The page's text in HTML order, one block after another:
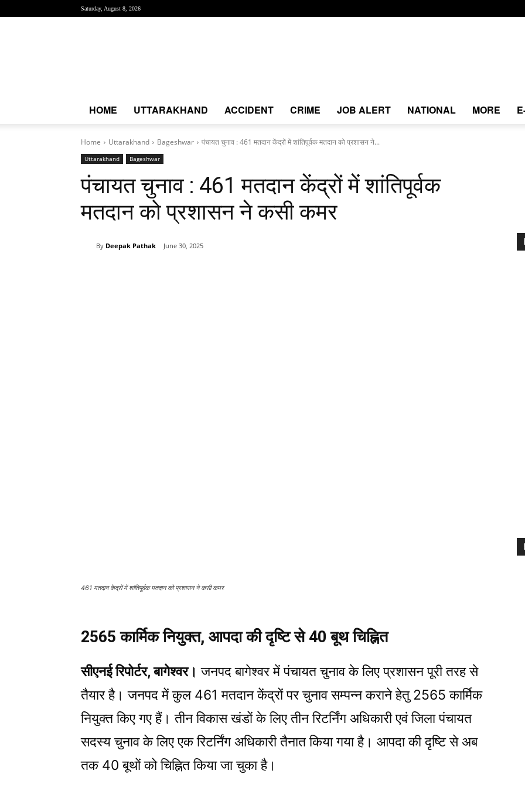
Saturday, August 8, 2026
HOME UTTARAKHAND ACCIDENT CRIME JOB ALERT NATIONAL MORE
Home Uttarakhand Bageshwar पंचायत चुनाव : 461 मतदान केंद्रों में शांतिपूर्वक मतदान को प्रशासन ने...
Uttarakhand Bageshwar
पंचायत चुनाव : 461 मतदान केंद्रों में शांतिपूर्वक
मतदान को प्रशासन ने कसी कमर
By Deepak Pathak June 30, 2025
461 मतदान केंद्रों में शांतिपूर्वक मतदान को प्रशासन ने कसी कमर
2565 कार्मिक नियुक्त, आपदा की दृष्टि से 40 बूथ चिह्नित
सीएनई रिपोर्टर, बागेश्वर। जनपद बागेश्वर में पंचायत चुनाव के लिए प्रशासन पूरी तरह से
तैयार है। जनपद में कुल 461 मतदान केंद्रों पर चुनाव सम्पन्न कराने हेतु 2565 कार्मिक
नियुक्त किए गए हैं। तीन विकास खंडों के लिए तीन रिटर्निंग अधिकारी एवं जिला पंचायत
सदस्य चुनाव के लिए एक रिटर्निंग अधिकारी तैनात किया गया है। आपदा की दृष्टि से अब
तक 40 बूथों को चिह्नित किया जा चुका है।